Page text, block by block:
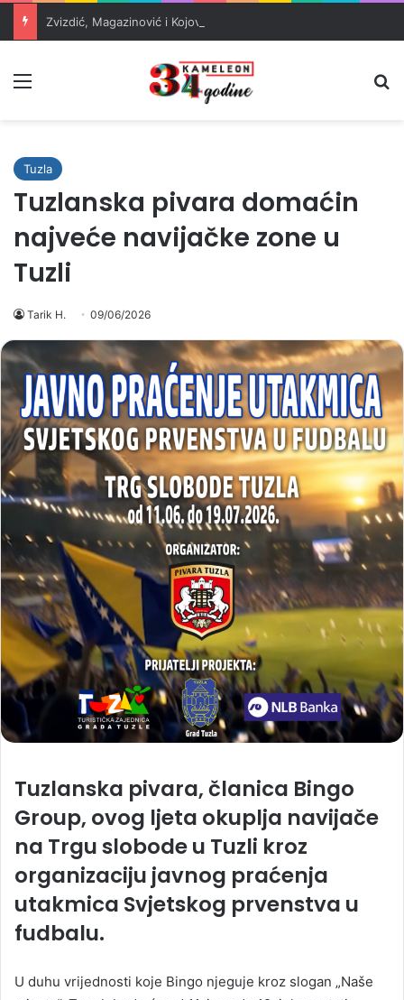
Tuzla
Tuzlanska pivara domaćin
najveće navijačke zone u
Tuzli
Tarik H. 09/06/2026
Tuzlanska pivara, članica Bingo
Group, ovog ljeta okuplja navijače
na Trgu slobode u Tuzli kroz
organizaciju javnog praćenja
utakmica Svjetskog prvenstva u
fudbalu.
U duhu vrijednosti koje Bingo njeguje kroz slogan „Naše